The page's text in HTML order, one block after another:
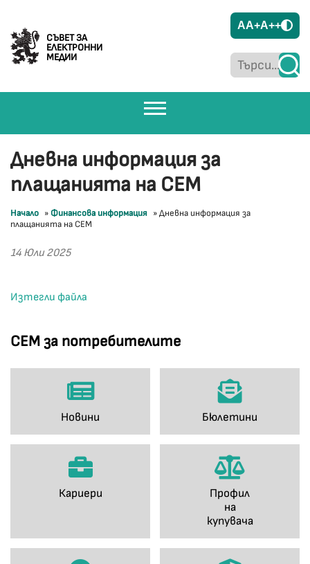
СЪВЕТ ЗА
ЕЛЕКТРОННИ
МЕДИИ
AA+A++
СЕМ за потребителите
Новини Бюлетини
Кариери
Профил
на
купувача
Дневна информация за
плащанията на СЕМ
Начало » Финансова информация »Дневна информация за
плащанията на СЕМ
14 Юли 2025
Изтегли файла